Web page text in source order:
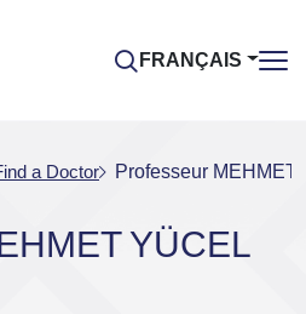
FRANÇAIS
a Doctor Professeur MEHMET
YÜCEL